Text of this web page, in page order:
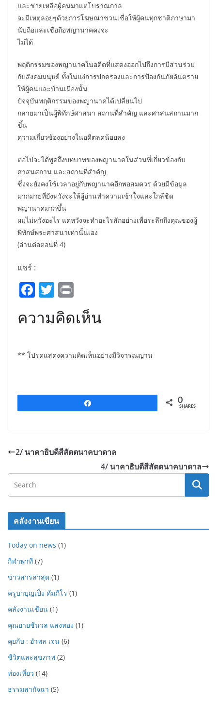
และช่วยเหลือผู้คนมาแต่โบราณกาล
จะมีเหตุลอยๆด้วยการโฆษณาชวนเชื่อให้ผู้คนทุกชาติภาษามา
นับถือและเชื่อถือพญานาคคงจะ
ไม่ได้
พฤติกรรมของพญานาคในอดีตที่แสดงออกไปถึงการมีส่วนร่วม
กับสังคมมนุษย์ ทั้งในแง่การปกครองและการป้องกันภัยอันตราย
ให้ผู้คนและบ้านเมืองนั้น
ปัจจุบันพฤติกรรมของพญานาคได้เปลี่ยนไป
กลายมาเป็นผู้พิทักษ์ศาสนา สถานที่สำคัญ และศาสนสถานมาก
ขึ้น
ความเกี่ยวข้องอย่างในอดีตลดน้อยลง
ต่อไปจะได้พูดถึงบทบาทของพญานาคในส่วนที่เกี่ยวข้องกับ
ศาสนสถาน และสถานที่สำคัญ
ซึ่งจะยังคงใช้เวลาอยู่กับพญานาคอีกพอสมควร ด้วยมีข้อมูล
มากมายที่ยังหวังจะให้ผู้อ่านทำความเข้าใจและใกล้ชิด
พญานาคมากขึ้น
ผมไม่หวังอะไร แค่หวังจะทำอะไรสักอย่างเพื่อระลึกถึงคุณของผู้
พิทักษ์พระศาสนาเท่านั้นเอง
(อ่านต่อตอนที่ 4)
แชร์ :
F
c
b
k
T
w
itt
in
t
ความคิดเห็น
** โปรดแสดงความคิดเห็นอย่างมีวิจารณญาน
0
SHARES
2/ นาคาธิบดีสีสัตตนาคบาดาล
4/ นาคาธิบดีสีสัตตนาคบาดาล
คลังงานเขียน
Today on news (1)
กีฬาพาที (7)
ข่าวสารล่าสุด (1)
ครูบาบุญเป็ง คัมภีโร (1)
คลังงานเขียน (1)
คุณยายชีนวล แสงทอง (1)
คุยกับ : อำพล เจน (6)
ชีวิตและสุขภาพ (2)
ท่องเที่ยว (14)
ธรรมสากัจฉา (5)